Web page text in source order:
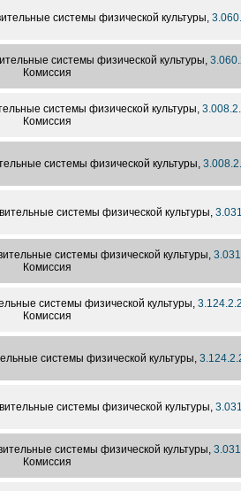
системы физической культуры,
системы физической культуры,
Комиссия
системы физической культуры,
Комиссия
системы физической культуры,
системы физической культуры,
системы физической культуры,
Комиссия
системы физической культуры,
Комиссия
системы физической культуры,
системы физической культуры,
системы физической культуры,
Комиссия